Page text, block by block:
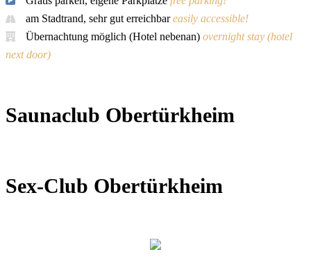
am Stadtrand, sehr gut erreichbareasily accessible!
Übernachtung möglich (Hotel nebenan) overnight stay (hotel
next door)
Saunaclub Obertürkheim
Sex-Club Obertürkheim